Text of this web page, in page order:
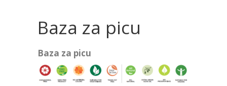
Baza za picu
Baza za picu